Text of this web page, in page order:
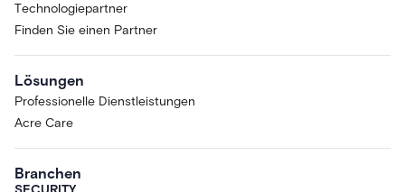
Technologiepartner
Finden Sie einen Partner
Lösungen
Professionelle Dienstleistungen
Acre Care
Branchen